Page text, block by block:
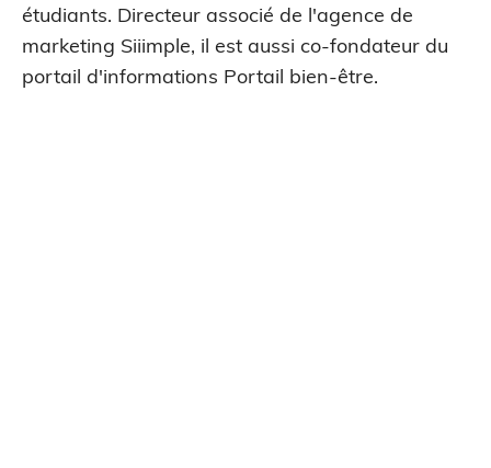
étudiants. Directeur associé de l'agence de
marketing Siiimple, il est aussi co-fondateur du
portail d'informations Portail bien-être.